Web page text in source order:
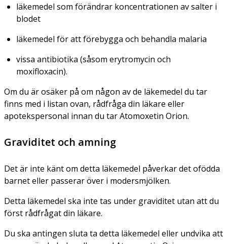
läkemedel som förändrar koncentrationen av salter i
blodet
läkemedel för att förebygga och behandla malaria
vissa antibiotika (såsom erytromycin och
moxifloxacin).
Om du är osäker på om någon av de läkemedel du tar
finns med i listan ovan, rådfråga din läkare eller
apotekspersonal innan du tar Atomoxetin Orion.
Graviditet och amning
Det är inte känt om detta läkemedel påverkar det ofödda
barnet eller passerar över i modersmjölken.
Detta läkemedel ska inte tas under graviditet utan att du
först rådfrågat din läkare.
Du ska antingen sluta ta detta läkemedel eller undvika att